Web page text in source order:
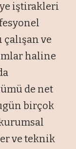
iştirakleri
ve
haline
de net
birçok
ve teknik